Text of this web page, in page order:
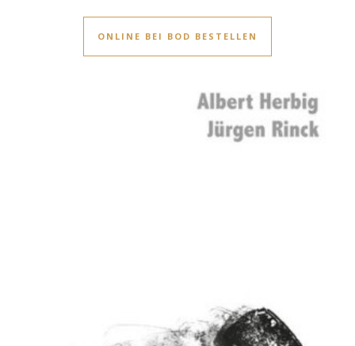
ONLINE BEI BOD BESTELLEN